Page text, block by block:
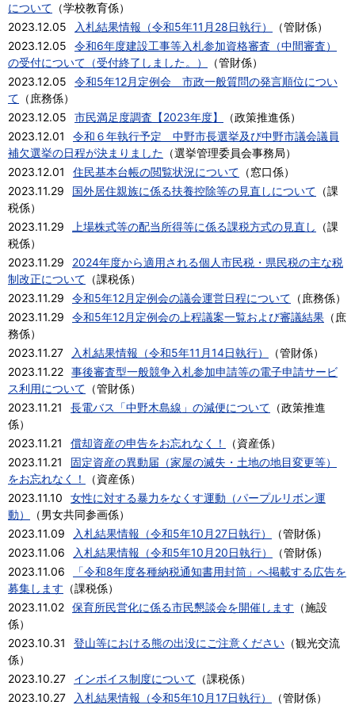
について （学校教育係）
2023.12.05
入札結果情報（令和5年11月28日執行） （管財係）
2023.12.05
令和6年度建設工事等入札参加資格審査（中間審査）
の受付について（受付終了しました。）
（管財係）
2023.12.05
令和5年12月定例会 市政一般質問の発言順位につい
て （ 庶務係）
2023.12.05
市民満足度調査【2023年度】 （政策推進係）
2023.12.01
令和６年執行予定 中野市長選挙及び中野市議会議員
補欠選挙の日程が決まりました （選挙管理委員会事務局）
2023.12.01
住民基本台帳の閲覧状況について （窓口係）
2023.11.29
国外居住親族に係る扶養控除等の見直しについて （課
税係）
2023.11.29
上場株式等の配当所得等に係る課税方式の見直し （課
税係）
2023.11.29
2024年度から適用される個人市民税・県民税の主な税
制改正について （課税係）
2023.11.29
令和5年12月定例会の議会運営日程について （ 庶務係）
2023.11.29
令和5年12月定例会の上程議案一覧および審議結果 （ 庶
務係）
2023.11.27
入札結果情報（令和5年11月14日執行） （管財係）
2023.11.22 事後審査型一般競争入札参加申請等の電子申請サービ
ス利用について （管財係）
2023.11.21
長電バス「中野木島線」の減便について （政策推進
係）
2023.11.21
償却資産の申告をお忘れなく！ （資産係）
2023.11.21
固定資産の異動届（家屋の滅失・土地の地目変更等）
をお忘れなく！
（資産係）
2023.11.10
女性に対する暴力をなくす運動（パープルリボン運
動）
（男女共同参画係）
2023.11.09
入札結果情報（令和5年10月27日執行） （管財係）
2023.11.06
入札結果情報（令和5年10月20日執行） （管財係）
2023.11.06
「令和8年度各種納税通知書用封筒」へ掲載する広告を
募集します （課税係）
2023.11.02 保育所民営化に係る市民懇談会を開催します （施設
係）
2023.10.31
登山等における熊の出没にご注意ください （観光交流
係）
2023.10.27
インボイス制度について （課税係）
2023.10.27
入札結果情報（令和5年10月17日執行） （管財係）